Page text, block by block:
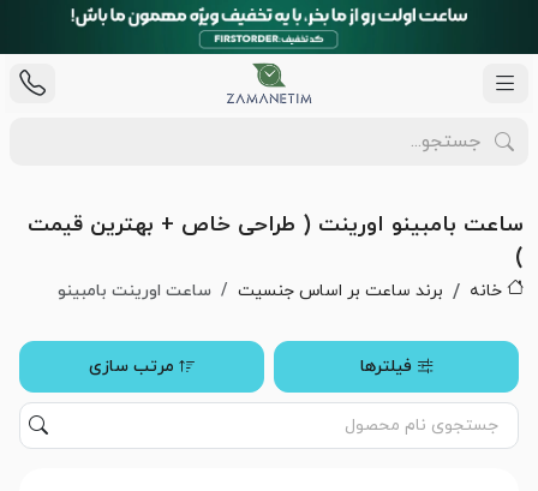
ساعت بامبینو اورینت ( طراحی خاص + بهترین قیمت
)
خانه برند ساعت بر اساس جنسیت ساعت اورینت بامبینو
فیلترها مرتب سازی